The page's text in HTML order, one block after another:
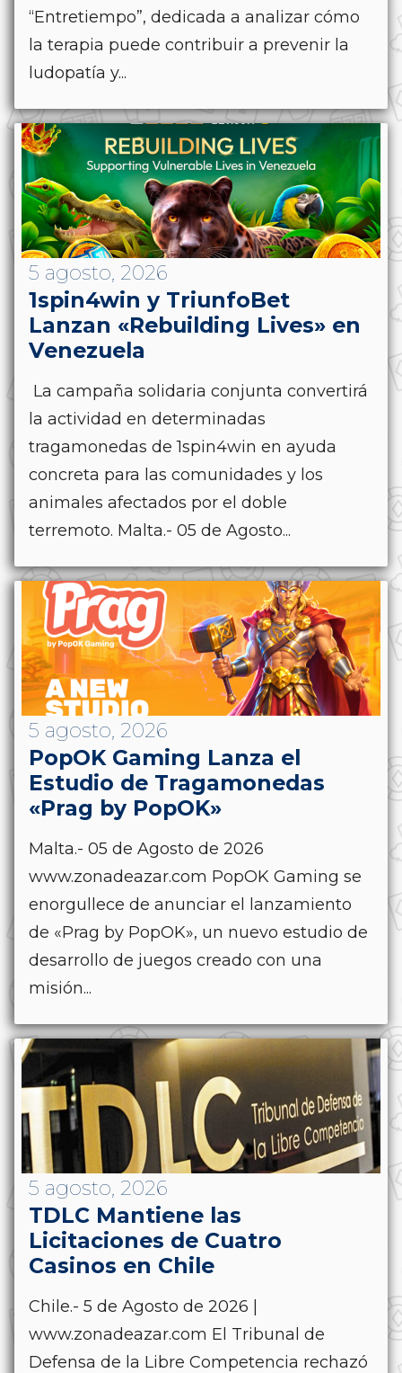
“Entretiempo”, dedicada a analizar cómo
la terapia puede contribuir a prevenir la
ludopatía y...
5 agosto, 2026
1spin4win y TriunfoBet
Lanzan «Rebuilding Lives» en
Venezuela
La campaña solidaria conjunta convertirá
la actividad en determinadas
tragamonedas de 1spin4win en ayuda
concreta para las comunidades y los
animales afectados por el doble
terremoto. Malta.- 05 de Agosto...
5 agosto, 2026
PopOK Gaming Lanza el
Estudio de Tragamonedas
«Prag by PopOK»
Malta.- 05 de Agosto de 2026
www.zonadeazar.com PopOK Gaming se
enorgullece de anunciar el lanzamiento
de «Prag by PopOK», un nuevo estudio de
desarrollo de juegos creado con una
misión...
5 agosto, 2026
TDLC Mantiene las
Licitaciones de Cuatro
Casinos en Chile
Chile.- 5 de Agosto de 2026 |
www.zonadeazar.com El Tribunal de
Defensa de la Libre Competencia rechazó